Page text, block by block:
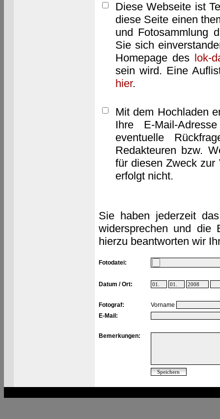
Diese Webseite ist
diese Seite einen
und Fotosammlung
Sie sich
Homepage des lok-
sein wird. Eine
hier.
Mit dem Hochladen
Ihre E-Mail-
eventuelle
Redakteuren bzw.
für diesen Zweck zur
erfolgt nicht.
Sie haben jederzeit
widersprechen und die
hierzu beantworten wir
Fotodatei:
Datum / Ort:
Fotograf:
Vorname
E-Mail:
Bemerkungen: